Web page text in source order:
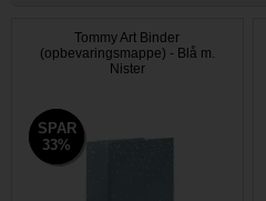
Tommy Art Binder
(opbevaringsmappe) - Blå m.
Nister
SPAR
33%
SPAR
33%